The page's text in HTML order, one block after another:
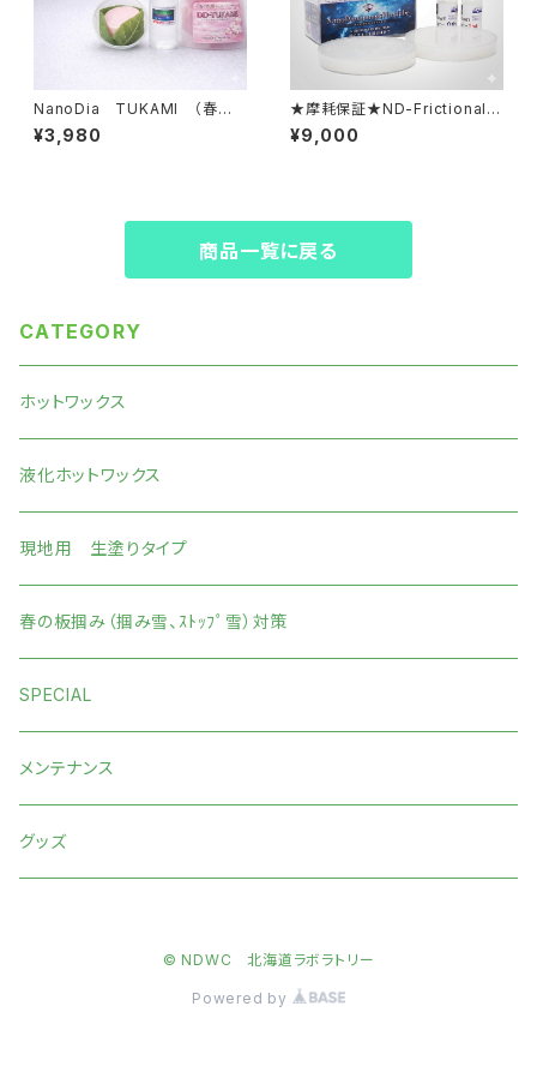
NanoDia TUKAMI （春の
掴まれる雪）【固形生塗+水性ジ
ェル】
¥3,980
★摩耗保証★ND-Frictional F
orce （基幹モデル ・高耐久）上
級者向け【ホットワックス】
¥9,000
商品一覧に戻る
CATEGORY
ホットワックス
液化ホットワックス
現地用 生塗りタイプ
春の板掴み（掴み雪、ｽﾄｯﾌﾟ雪）対策
SPECIAL
メンテナンス
グッズ
© NDWC 北海道ラボラトリー
Powered by